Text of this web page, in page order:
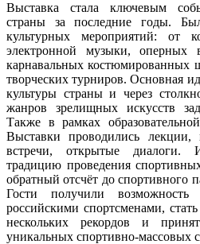
Выставка стала ключевым
страны за последние годы.
культурных мероприятий: от
электронной музыки, оперных
карнавальных костюмированных
творческих турниров. Основная
культуры страны и через
жанров зрелищных искусств
Также в рамках
Выставки проводились лекции,
встречи, открытые диалоги.
традицию проведения
обратный отсчёт до спортивного
Гости получили
российскими спортсменами,
нескольких рекордов и
уникальных спортивно-массовых